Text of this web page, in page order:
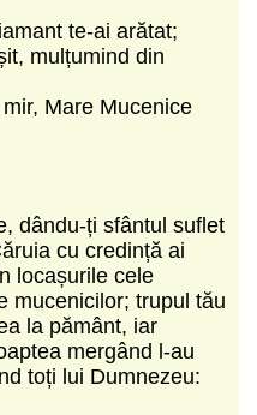
te-ai arătat;
mulțumind din
Mare Mucenice
dându-ți sfântul suflet
cu credință ai
locașurile cele
mucenicilor; trupul tău
la pământ, iar
mergând l-au
toți lui Dumnezeu: